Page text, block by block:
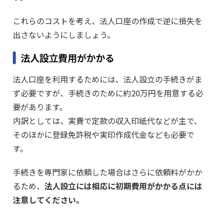
これらのコストを考え、法人口座の作成で逆に損失を
出さないようにしましょう。
法人設立費用がかかる
法人口座を利用するためには、法人設立の手続きがま
ず必要ですが、手続きのために約20万円を用意する必
要があります。
内訳としては、実費で定款の収入印紙代などが主で、
そのほかに登録免許税や実印作成代金なども必要で
す。
手続きを専門家に依頼した場合はさらに依頼料がかか
るため、 法人設立には相応に初期費用がかかる点には
注意してください。